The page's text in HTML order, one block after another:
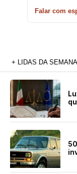
Falar com
+ LIDAS DA SEMANA